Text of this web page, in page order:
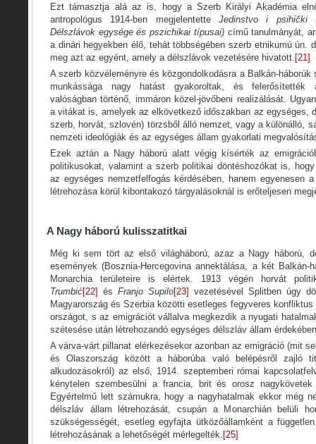
Ezt támasztja alá az is, hogy a Szerb Királyi Akadémia
antropológus 1914-ben megjelentette Jedinstvo i psihički
Délszlávok egysége és pszichikai típusai) című tanulmányát,
a dinári hegyekben élő, tehát többségében szerb etnikumú ún.
meg azt az egyént, amely a délszlávok vezetésére hivatott. [21]
A szerb közvéleményre és közgondolkodásra a Balkán-
munkássága nagy hatást gyakoroltak, és felerősítették
valóságban történő, immáron közel-jövőbeni realizálását.
a vitákat is, amelyek az elkövetkező időszakban az egységes,
szerb, horvát, szlovén) törzsből álló nemzet, vagy a különálló,
nemzeti ideológiák és az egységes állam gyakorlati
Ezek aztán a Nagy háború alatt végig kísérték az
politikusokat, valamint a szerb politikai döntéshozókat is,
az egységes nemzetfelfogás kérdésében, hanem egyenesen
létrehozása körül kibontakozó tárgyalásoknál is erőteljesen
A Nagy háború kulisszatitkai
Még ki sem tört az első világháború, azaz a Nagy háború,
események (Bosznia-Hercegovina annektálása, a két Balkán-
Monarchia területeire is elértek. 1913 végén horvát
Trumbić[22] és Franjo Supilo[23] vezetésével Splitben úgy
Magyarország és Szerbia közötti esetleges fegyveres
országot, s az emigrációt vállalva megkezdik a nyugati
szétesése után létrehozandó egységes délszláv állam
A várva-várt pillanat elérkezésekor azonban az emigráció (mit
és Olaszország között a háborúba való belépésről zajló
alkudozásokról) az első, 1914. szeptemberi római
kénytelen szembesülni a francia, brit és orosz nagykövetek
Egyértelmű lett számukra, hogy a nagyhatalmak ekkor még
délszláv állam létrehozását, csupán a Monarchián belüli
szükségességét, esetleg egyfajta ütközőállamként a
létrehozásának a lehetőségét mérlegelték. [25]